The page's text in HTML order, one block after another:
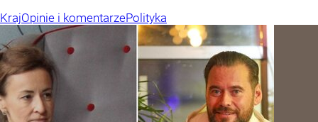
KrajOpinie i komentarzePolityka